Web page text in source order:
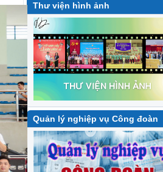
Thư viện hình ảnh
Quản lý nghiệp vụ Công đoàn